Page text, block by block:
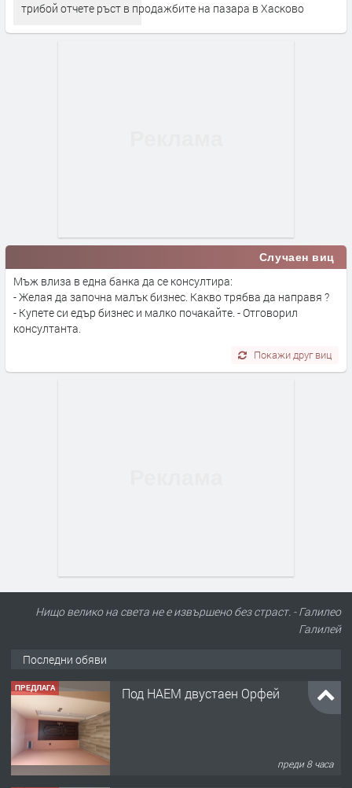
трибой отчете ръст в продажбите на пазара в Хасково
Случаен виц
Мъж влиза в една банка да се консултира:
- Желая да започна малък бизнес. Какво трябва да направя ?
- Купете си едър бизнес и малко почакайте. - Отговорил
консултанта.
Покажи друг виц
Нищо велико на света не е извършено без страст. - Галилео
Галилей
Последни обяви
ПРЕДЛАГА Под НАЕМ двустаен Орфей
преди 8 часа